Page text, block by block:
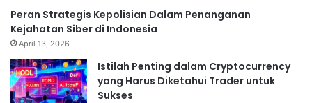
Peran Strategis Kepolisian Dalam Penanganan
Kejahatan Siber di Indonesia
April 13, 2026
Istilah Penting dalam Cryptocurrency
yang Harus Diketahui Trader untuk
Sukses